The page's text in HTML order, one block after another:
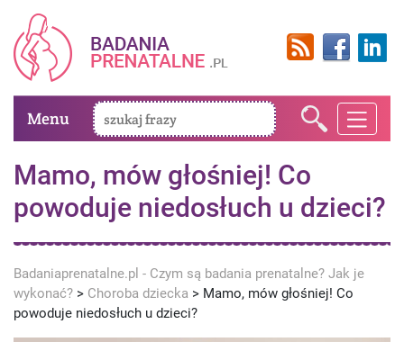
Menu
Mamo, mów głośniej! Co
powoduje niedosłuch u dzieci?
Badaniaprenatalne.pl - Czym są badania prenatalne? Jak je
wykonać? > Choroba dziecka > Mamo, mów głośniej! Co
powoduje niedosłuch u dzieci?